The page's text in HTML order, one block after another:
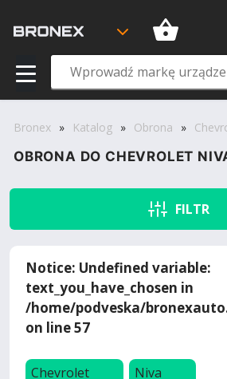
Bronex » Katalog » Obrona »
OBRONA DO CHEVROLET
FILTR
Notice: Undefined variable:
text_you_have_chosen in
/home/podveska/
on line57
Chevrolet Niva